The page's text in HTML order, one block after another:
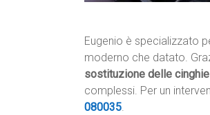
Eugenio è specializzato
moderno che datato.
sostituzione delle
complessi. Per un
080035.